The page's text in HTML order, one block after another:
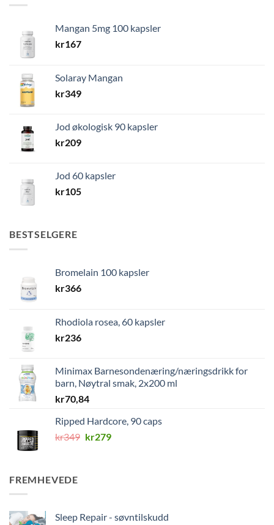
Mangan 5mg 100 kapsler
kr167
Solaray Mangan
kr349
Jod økologisk 90 kapsler
kr209
Jod 60 kapsler
kr105
BESTSELGERE
Bromelain 100 kapsler
kr366
Rhodiola rosea, 60 kapsler
kr236
Minimax Barnesondenæring/næringsdrikk for
barn, Nøytral smak, 2x200 ml
kr70,84
Ripped Hardcore, 90 caps
kr349 Opprinnelig
kr279Nåværende
FREMHEVEDE
Sleep Repair - søvntilskudd